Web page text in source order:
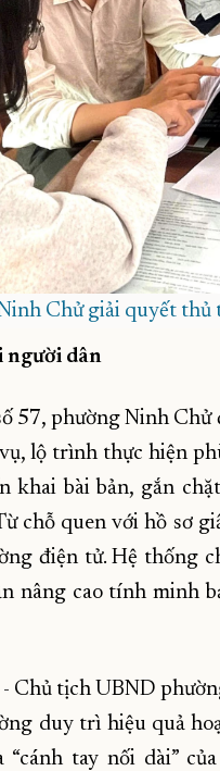
Chử giải quyết thủ
người dân
57, phường Ninh Chử
lộ trình thực hiện
khai bài bản, gắn
chỗ quen với hồ sơ
điện tử. Hệ thống
nâng cao tính minh
Chủ tịch UBND
duy trì hiệu quả
“cánh tay nối dài”